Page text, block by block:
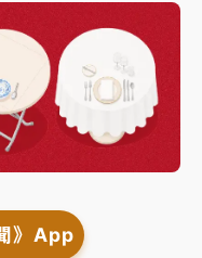
》App